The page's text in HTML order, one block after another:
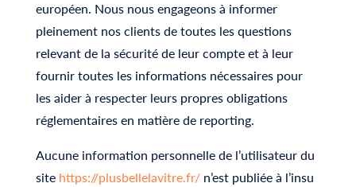
européen. Nous nous engageons à informer
pleinement nos clients de toutes les questions
relevant de la sécurité de leur compte et à leur
fournir toutes les informations nécessaires pour
les aider à respecter leurs propres obligations
réglementaires en matière de reporting.
Aucune information personnelle de l’utilisateur du
site https://plusbellelavitre.fr/n’est publiée à l’insu